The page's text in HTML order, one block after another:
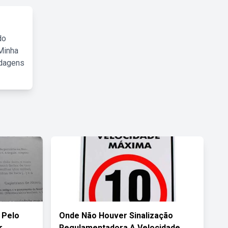
Onde Não Houver Sinalização